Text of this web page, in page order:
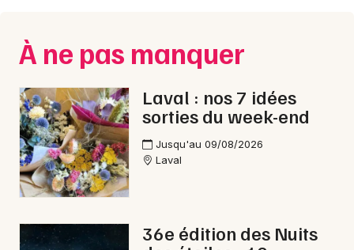
Sports
Soirées
Sorties famille
Expos
Paris
Strasbourg
Toulouse
Toutes les villes
À ne pas manquer
Laval : nos 7 idées
sorties du week-end
Jusqu'au 09/08/2026
Laval
36e édition des Nuits